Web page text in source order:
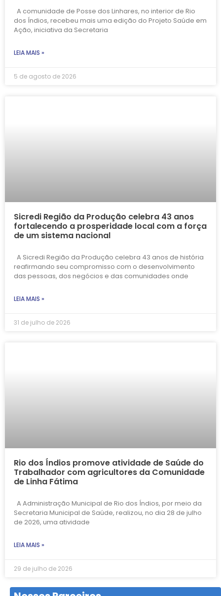
A comunidade de Posse dos Linhares, no interior de Rio
dos Índios, recebeu mais uma edição do Projeto Saúde em
Ação, iniciativa da Secretaria
LEIA MAIS »
5 de agosto de 2026
Sicredi Região da Produção celebra 43 anos
fortalecendo a prosperidade local com a força
de um sistema nacional
A Sicredi Região da Produção celebra 43 anos de história
reafirmando seu compromisso com o desenvolvimento
das pessoas, dos negócios e das comunidades onde
LEIA MAIS »
31 de julho de 2026
Rio dos Índios promove atividade de Saúde do
Trabalhador com agricultores da Comunidade
de Linha Fátima
A Administração Municipal de Rio dos Índios, por meio da
Secretaria Municipal de Saúde, realizou, no dia 28 de julho
de 2026, uma atividade
LEIA MAIS »
29 de julho de 2026